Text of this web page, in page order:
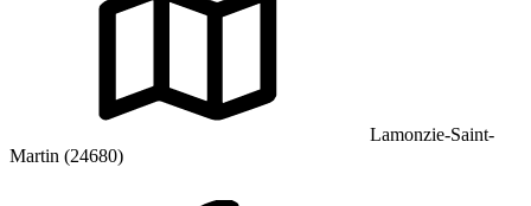
Lamonzie-Saint-
Martin (24680)